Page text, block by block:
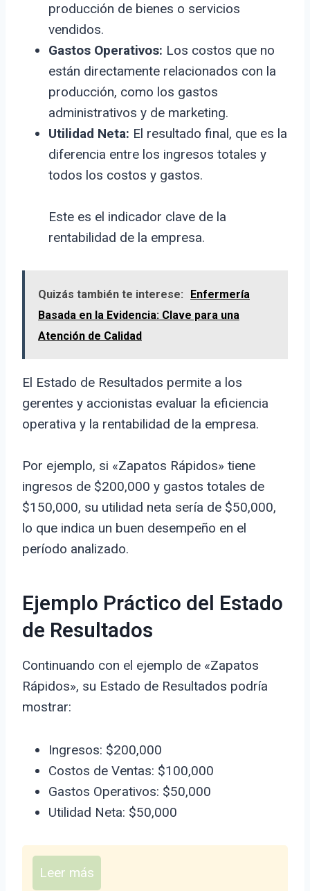
producción de bienes o servicios
vendidos.
Gastos Operativos: Los costos que no
están directamente relacionados con la
producción, como los gastos
administrativos y de marketing.
Utilidad Neta: El resultado final, que es la
diferencia entre los ingresos totales y
todos los costos y gastos.
Este es el indicador clave de la
rentabilidad de la empresa.
Quizás también te interese:
Enfermería
Basada en la Evidencia: Clave para una
Atención de Calidad
El Estado de Resultados permite a los
gerentes y accionistas evaluar la eficiencia
operativa y la rentabilidad de la empresa.
Por ejemplo, si «Zapatos Rápidos» tiene
ingresos de $200,000 y gastos totales de
$150,000, su utilidad neta sería de $50,000,
lo que indica un buen desempeño en el
período analizado.
Ejemplo Práctico del Estado
de Resultados
Continuando con el ejemplo de «Zapatos
Rápidos», su Estado de Resultados podría
mostrar:
Ingresos: $200,000
Costos de Ventas: $100,000
Gastos Operativos: $50,000
Utilidad Neta: $50,000
Leer más